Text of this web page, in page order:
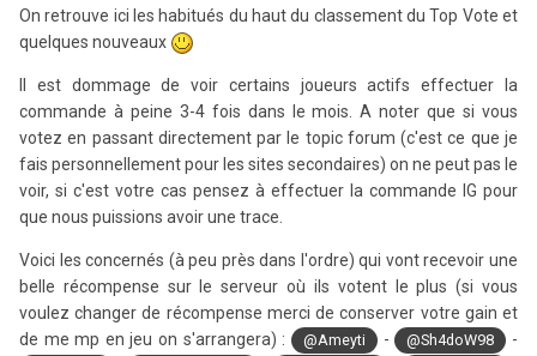
On retrouve ici les habitués du haut du classement du Top Vote et
quelques nouveaux
Il est dommage de voir certains joueurs actifs effectuer la
commande à peine 3-4 fois dans le mois. A noter que si vous
votez en passant directement par le topic forum (c'est ce que je
fais personnellement pour les sites secondaires) on ne peut pas le
voir, si c'est votre cas pensez à effectuer la commande IG pour
que nous puissions avoir une trace.
Voici les concernés (à peu près dans l'ordre) qui vont recevoir une
belle récompense sur le serveur où ils votent le plus (si vous
voulez changer de récompense merci de conserver votre gain et
de me mp en jeu on s'arrangera) :
@Ameyti - @Sh4doW98 -